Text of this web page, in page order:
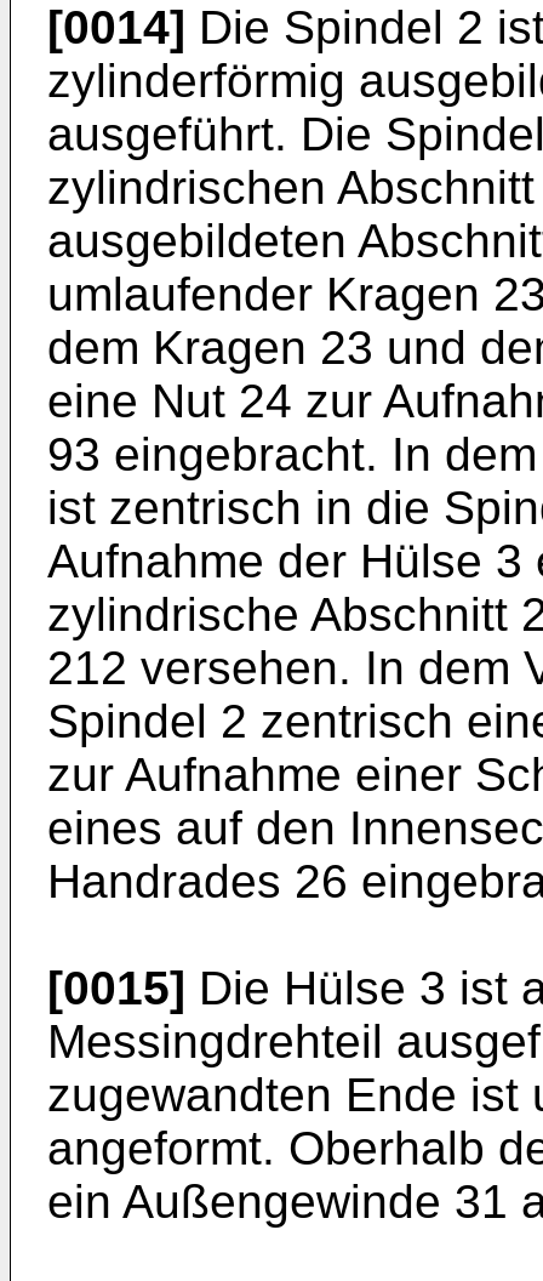
[0014] Die Spindel 2
zylinderförmig
ausgeführt. Die
zylindrischen
ausgebildeten
umlaufender Kragen
dem Kragen 23 und
eine Nut 24 zur
93 eingebracht. In
ist zentrisch in die
Aufnahme der Hülse
zylindrische Abschnitt
212 versehen. In dem
Spindel 2 zentrisch
zur Aufnahme einer
eines auf den
Handrades 26
[0015] Die Hülse 3 ist
Messingdrehteil
zugewandten Ende ist
angeformt. Oberhalb
ein Außengewinde 31